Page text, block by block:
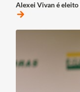
Alexei Vivan é
arrow_forward